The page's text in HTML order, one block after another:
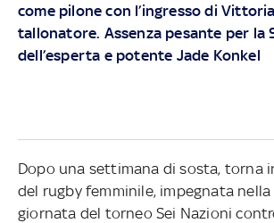
come pilone con l’ingresso di
tallonatore. Assenza pesante per la
dell’esperta e potente Jade Konkel
Dopo una settimana di sosta, torna
del rugby femminile, impegnata
giornata del torneo Sei Nazioni